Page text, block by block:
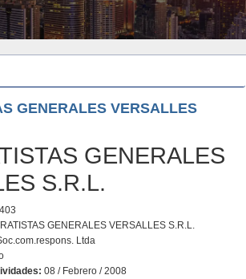
GENERALES VERSALLES
GENERALES
S.R.L.
GENERALES VERSALLES S.R.L.
Ltda
08 / Febrero / 2008